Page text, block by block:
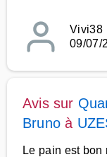
Vivi38
09/07/
Avis sur
Bruno à
Le pain est